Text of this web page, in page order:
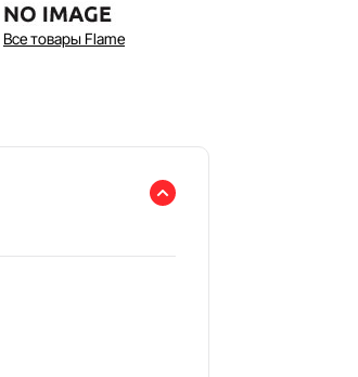
Все товары Flame